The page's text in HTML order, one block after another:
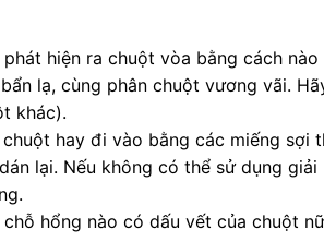
hiện ra chuột vòa bằng cách
lạ, cùng phân chuột vương vãi.
khác).
hay đi vào bằng các miếng sợi
lại. Nếu không có thể sử dụng giải
hổng nào có dấu vết của chuột